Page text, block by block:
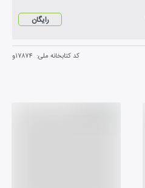
رایگان
کد کتابخانه ملی: ۱۷۸۷۴و